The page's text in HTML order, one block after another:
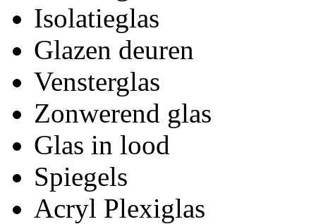
Isolatieglas
Glazen deuren
Vensterglas
Zonwerend glas
Glas in lood
Spiegels
Acryl Plexiglas